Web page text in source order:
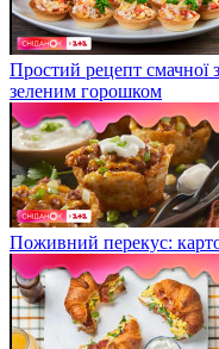
Простий рецепт смачної
зеленим горошком
Поживний перекус: